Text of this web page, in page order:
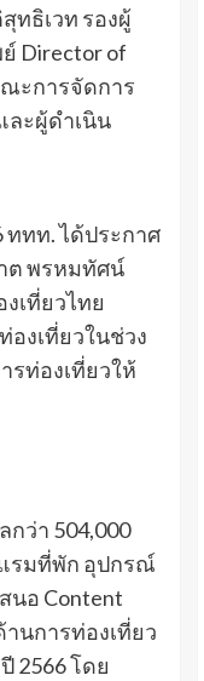
ทธิเวท รองผู้
Director of
ณะการจัดการ
ะผู้ดำเนิน
ทท. ได้ประกาศ
ต พรหมทัศน์
เที่ยวไทย
งเที่ยวในช่วง
รท่องเที่ยวให้
ว่า 504,000
รมที่พัก อุปกรณ์
นอ Content
นการท่องเที่ยว
2566 โดย